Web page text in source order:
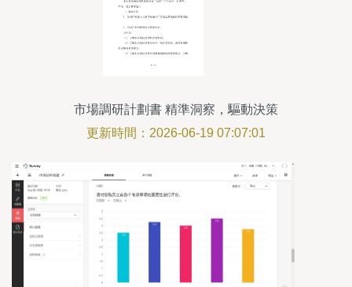
市場調研計劃書 精準洞察，驅動決策
更新時間：2026-06-19 07:07:01